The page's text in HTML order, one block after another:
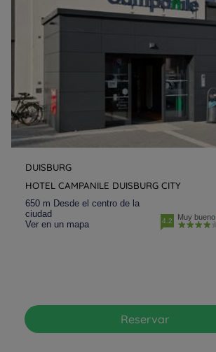
DUISBURG
HOTEL CAMPANILE DUISBURG CITY
650 m Desde el centro de la
ciudad
Ver en un mapa
4.2 Muy bueno
Reservar